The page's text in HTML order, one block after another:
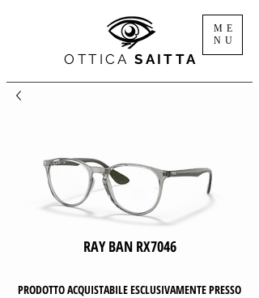
OTTICASAITTA
ME
NU
RAY BAN RX7046
PRODOTTO ACQUISTABILE ESCLUSIVAMENTE PRESSO